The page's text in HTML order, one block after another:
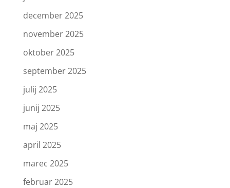
december 2025
november 2025
oktober 2025
september 2025
julij 2025
junij 2025
maj 2025
april 2025
marec 2025
februar 2025